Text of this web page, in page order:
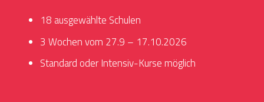
18 ausgewählte Schulen
3 Wochen vom 27.9 – 17.10.2026
Standard oder Intensiv-Kurse möglich